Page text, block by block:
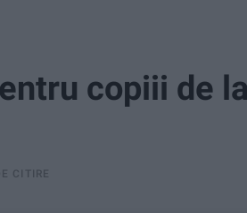
copiii de la
CITIRE